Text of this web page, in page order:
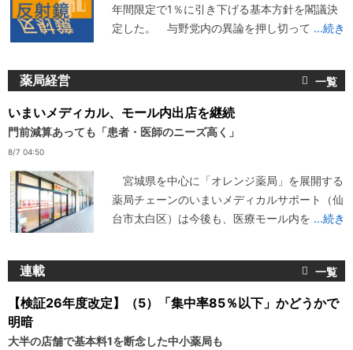
年間限定で1％に引き下げる基本方針を閣議決
定した。 与野党内の異論を押し切って ...続き
薬局経営
いまいメディカル、モール内出店を継続
門前減算あっても「患者・医師のニーズ高く」
8/7 04:50
宮城県を中心に「オレンジ薬局」を展開する
薬局チェーンのいまいメディカルサポート（仙
台市太白区）は今後も、医療モール内を ...続き
連載
【検証26年度改定】（5）「集中率85％以下」かどうかで
明暗
大半の店舗で基本料1を断念した中小薬局も